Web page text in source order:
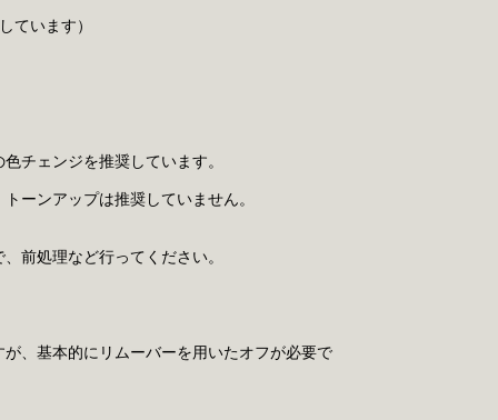
ています）
チェンジを推奨しています。
ーンアップは推奨していません。
前処理など行ってください。
、基本的にリムーバーを用いたオフが必要で